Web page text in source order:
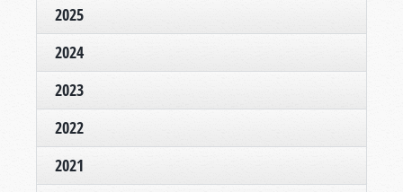
2025
2024
2023
2022
2021